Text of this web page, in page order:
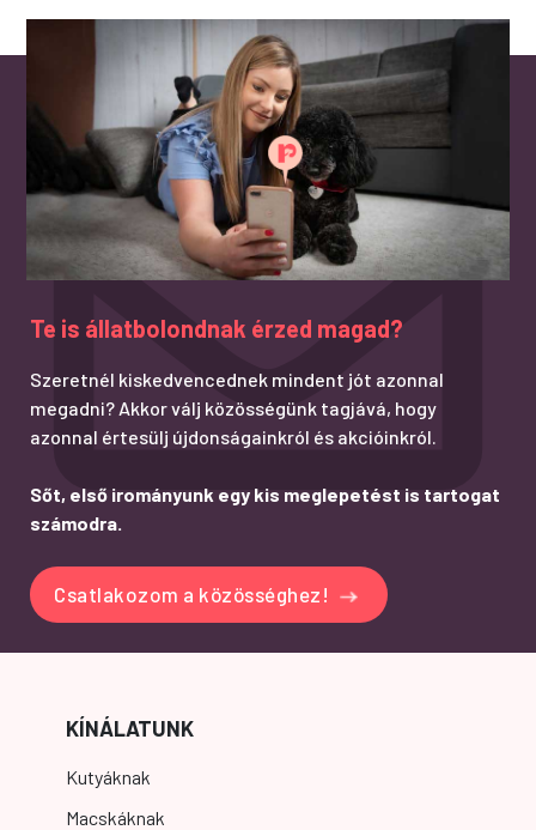
Te is állatbolondnak érzed magad?
Szeretnél kiskedvencednek mindent jót azonnal
megadni? Akkor válj közösségünk tagjává, hogy
azonnal értesülj újdonságainkról és akcióinkról.
Sőt, első irományunk egy kis meglepetést is tartogat
számodra.
Csatlakozom a közösséghez!
KÍNÁLATUNK
Kutyáknak
Macskáknak